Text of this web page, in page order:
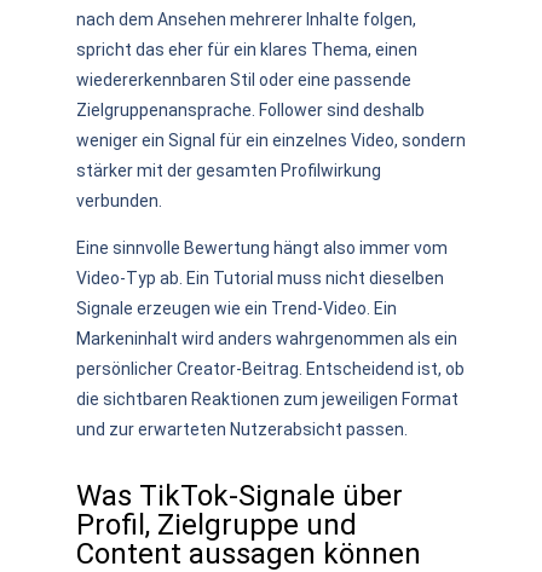
nach dem Ansehen mehrerer Inhalte folgen,
spricht das eher für ein klares Thema, einen
wiedererkennbaren Stil oder eine passende
Zielgruppenansprache. Follower sind deshalb
weniger ein Signal für ein einzelnes Video, sondern
stärker mit der gesamten Profilwirkung
verbunden.
Eine sinnvolle Bewertung hängt also immer vom
Video-Typ ab. Ein Tutorial muss nicht dieselben
Signale erzeugen wie ein Trend-Video. Ein
Markeninhalt wird anders wahrgenommen als ein
persönlicher Creator-Beitrag. Entscheidend ist, ob
die sichtbaren Reaktionen zum jeweiligen Format
und zur erwarteten Nutzerabsicht passen.
Was TikTok-Signale über
Profil, Zielgruppe und
Content aussagen können